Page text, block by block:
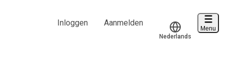
Inloggen Aanmelden
Nederlands
Menu